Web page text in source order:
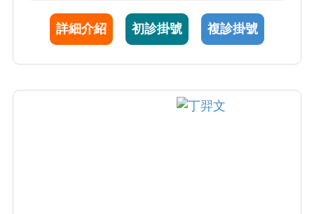
析、腹膜透析、腎臟移植患者、以及腎臟末期
的安寧照護。
詳細介紹 初診掛號 複診掛號